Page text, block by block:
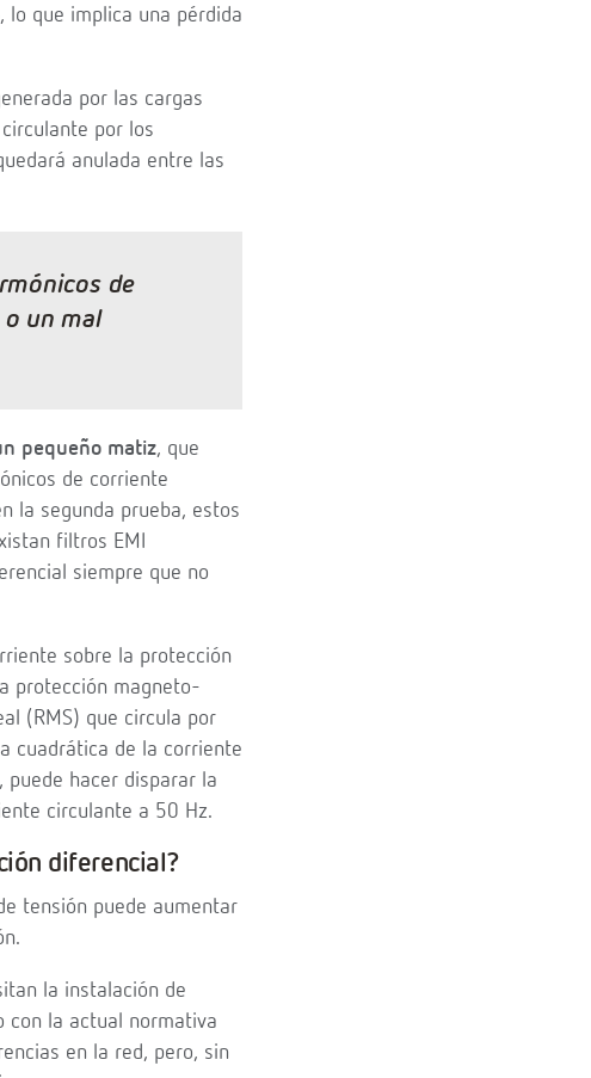
que implica una pérdida
por las cargas
por los
anulada entre las
de
un mal
pequeño matiz, que
de corriente
la segunda prueba, estos
filtros EMI
siempre que no
sobre la protección
protección magneto-
(RMS) que circula por
cuadrática de la corriente
puede hacer disparar la
circulante a 50 Hz.
diferencial?
tensión puede aumentar
la instalación de
con la actual normativa
en la red, pero, sin